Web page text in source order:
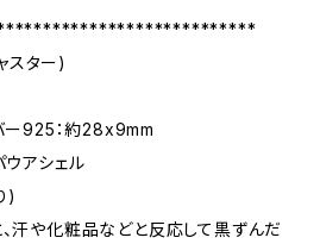
ター)
ー925：約28x9mm
アシェル
)
汗や化粧品などと反応して黒ずんだ